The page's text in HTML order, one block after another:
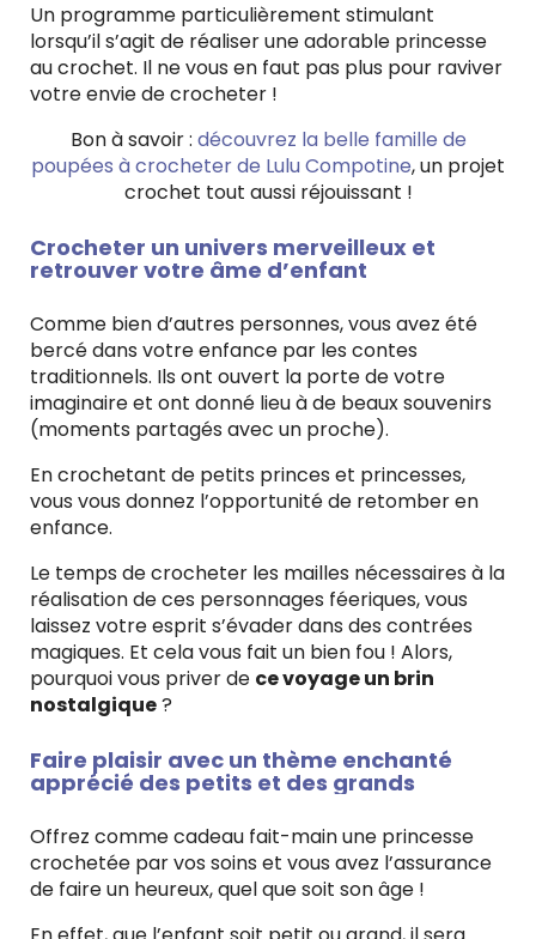
Un programme particulièrement stimulant
lorsqu’il s’agit de réaliser une adorable princesse
au crochet. Il ne vous en faut pas plus pour raviver
votre envie de crocheter !
Bon à savoir : découvrez la belle famille de
poupées àcrocheterde Lulu Compotine, un projet
crochet tout aussi réjouissant !
Crocheter un univers merveilleux et
retrouver votre âme d’enfant
Comme bien d’autres personnes, vous avez été
bercé dans votre enfance par les contes
traditionnels. Ils ont ouvert la porte de votre
imaginaire et ont donné lieu à de beaux souvenirs
(moments partagés avec un proche).
En crochetant de petits princes et princesses,
vous vous donnez l’opportunité de retomber en
enfance.
Le temps de crocheter les mailles nécessaires à la
réalisation de ces personnages féeriques, vous
laissez votre esprit s’évader dans des contrées
magiques. Et cela vous fait un bien fou ! Alors,
pourquoi vous priver de ce voyage un brin
nostalgique?
Faire plaisir avec un thème enchanté
apprécié des petits et des grands
Offrez comme cadeau fait-main une princesse
crochetée par vos soins et vous avez l’assurance
de faire un heureux, quel que soit son âge !